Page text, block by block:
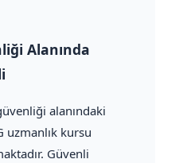
Alanında
alanındaki
uzmanlık kursu
Güvenli